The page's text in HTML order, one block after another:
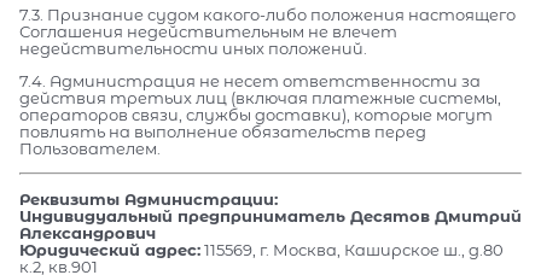
7.3. Признание судом какого-либо положения настоящего
Соглашения недействительным не влечет
недействительности иных положений.
7.4. Администрация не несет ответственности за
действия третьих лиц (включая платежные системы,
операторов связи, службы доставки), которые могут
повлиять на выполнение обязательств перед
Пользователем.
Реквизиты Администрации:
Индивидуальный предприниматель Десятов Дмитрий
Александрович
Юридический адрес:115569, г. Москва, Каширское ш., д.80
к.2, кв.901